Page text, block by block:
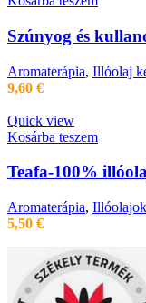
Szúnyog és
Aromaterápia, Illóolaj
9,60 €
Quick view
Kosárba teszem
Teafa-100%
Aromaterápia, Illóolajok
5,50 €